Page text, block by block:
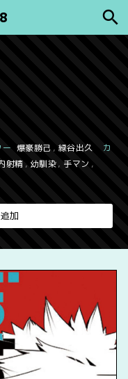
ー 爆豪勝己 , 緑谷出久
カ
射精 , 幼馴染, 手マン ,
加